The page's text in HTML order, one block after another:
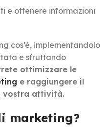
e ottenere informazioni
cos’è, implementandolo
e sfruttando
ottimizzare le
e raggiungere il
vostra attività.
marketing?